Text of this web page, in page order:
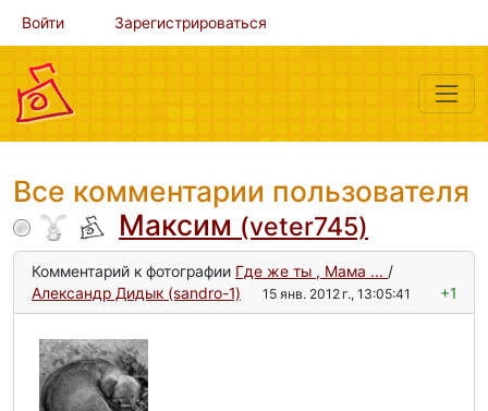
Войти Зарегистрироваться
Все комментарии пользователя
Максим (veter745)
Комментарий к фотографии Где же ты , Мама ... /
Александр Дидык (sandro-1)
15 янв. 2012 г., 13:05:41 +1